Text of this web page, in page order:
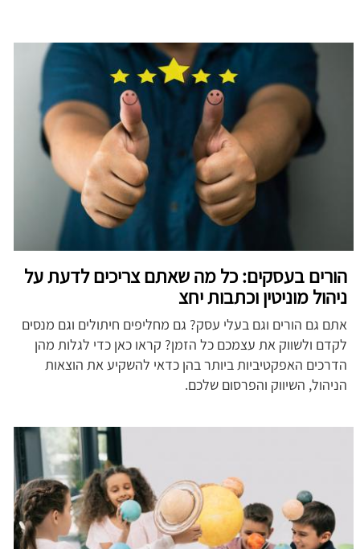
הורים בעסקים: כל מה שאתם צריכים לדעת על
ניהול מוניטין וכתבות יחצ
אתם גם הורים וגם בעלי עסק? גם מחליפים חיתולים וגם מנסים
לקדם ולשווק את עצמכם כל הזמן? קראו כאן כדי לגלות מהן
הדרכים האפקטיביות ביותר בהן כדאי להשקיע את הוצאות
הניהול, השיווק והפרסום שלכם.